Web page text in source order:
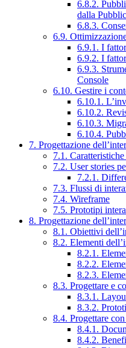
6.8.2.
dalla
6.8.3.
6.9.
6.9.1. I
6.9.2. I
6.9.3.
Console
6.10. Gestire i
6.10.1.
6.10.2.
6.10.3.
6.10.4.
7. Progettazione
7.1.
7.2. User stories
7.2.1.
7.3. Flussi di
7.4. Wireframe
7.5. Prototipi
8. Progettazione
8.1. Obiettivi
8.2. Elementi
8.2.1.
8.2.2.
8.2.3.
8.3. Progettare e
8.3.1.
8.3.2.
8.4. Progettare
8.4.1.
8.4.2.